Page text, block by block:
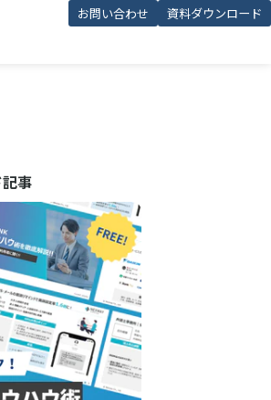
お問い合わせ 資料ダウンロード
事